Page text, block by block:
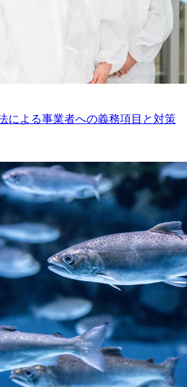
による事業者への義務項目と対策